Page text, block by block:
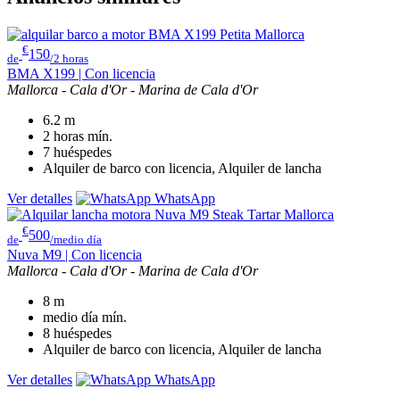
de
€150/2 horas
BMA X199 | Con licencia
Mallorca - Cala d'Or - Marina de Cala d'Or
6.2 m
2 horas mín.
7 huéspedes
Alquiler de barco con licencia, Alquiler de lancha
Ver detalles
WhatsApp
de
€500/medio día
Nuva M9 | Con licencia
Mallorca - Cala d'Or - Marina de Cala d'Or
8 m
medio día mín.
8 huéspedes
Alquiler de barco con licencia, Alquiler de lancha
Ver detalles
WhatsApp